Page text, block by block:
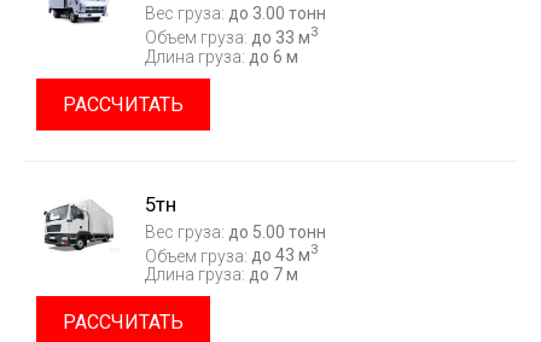
Вес груза: до 3.00 тонн
Объем груза: до 33 м3
Длина груза: до 6 м
РАССЧИТАТЬ
5тн
Вес груза: до 5.00 тонн
Объем груза: до 43 м3
Длина груза: до 7 м
РАССЧИТАТЬ